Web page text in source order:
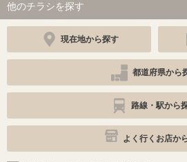
他のチラシを探す
現在地から探す
都道府県から
路線・駅から
よく行くお店か